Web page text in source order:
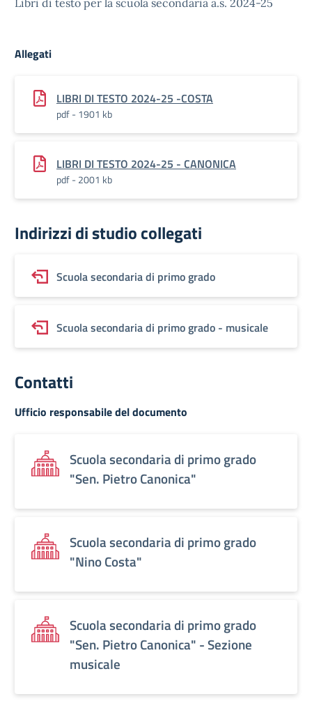
Libri di testo per la scuola secondaria a.s. 2024-25
Allegati
LIBRI DI TESTO 2024-25 -COSTA
pdf - 1901 kb
LIBRI DI TESTO 2024-25 - CANONICA
pdf - 2001 kb
Indirizzi di studio collegati
Scuola secondaria di primo grado
Scuola secondaria di primo grado - musicale
Contatti
Ufficio responsabile del documento
Scuola secondaria di primo grado
"Sen. Pietro Canonica"
Scuola secondaria di primo grado
"Nino Costa"
Scuola secondaria di primo grado
"Sen. Pietro Canonica" - Sezione
musicale